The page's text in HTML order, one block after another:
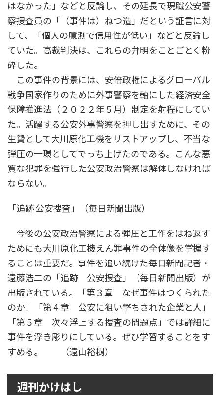
はなかった」などと反論し、その延長で現職公安警
察捜査員の「（事件は）ねつ造」だという証言に対
して、「個人の臆測で信用性が低い」などと反論し
ていた。高裁判決は、これらの弁明をことごとく粉
砕した。
この事件の背景には、安倍政権によるグローバル
戦争国家作りのために外事警察を軸にした経済安全
保障推進法（２０２２年５月）制定を射程にしてい
た。活躍する公安外事警察を押し出すために、その
生贄として大川原化工機をリストアップし、不当な
弾圧の一環としてでっち上げたのである。こんな悪
質な犯罪を強行した公安政治警察は解体しなければ
ならない。
「追跡 公安捜査」（毎日新聞出版）
今後の公安政治警察による弾圧と工作をはね返す
ためにも大川原化工機えん罪事件の全体像を掌握す
ることは重要だ。事件を追い続けた毎日新聞記者・
遠藤浩二の「追跡 公安捜査」（毎日新聞出版）が
出版されている。「第３章 なぜ事件はつくられた
のか」「第４章 公安に狙い撃ちされた企業と人」
「第５章 次々浮上する捜査の問題点」では詳細に
事件を浮き彫りにしている。ぜひ学習することをす
すめる。 （遠山裕樹）
週刊かけはし